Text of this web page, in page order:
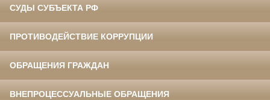
СУДЫ СУБЪЕКТА РФ
ПРОТИВОДЕЙСТВИЕ КОРРУПЦИИ
ОБРАЩЕНИЯ ГРАЖДАН
ВНЕПРОЦЕССУАЛЬНЫЕ ОБРАЩЕНИЯ